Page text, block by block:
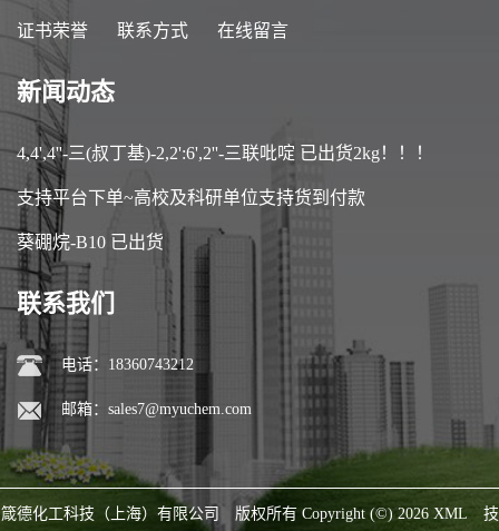
证书荣誉 联系方式 在线留言
新闻动态
4,4',4''-三(叔丁基)-2,2':6',2''-三联吡啶 已出货2kg！！！
支持平台下单~高校及科研单位支持货到付款
葵硼烷-B10 已出货
联系我们
电话：18360743212
邮箱： sales7@myuchem.com
箴德化工科技（上海）有限公司 版权所有 Copyright (©) 2026 XML 技